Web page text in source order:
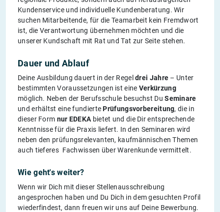
Kundenservice und individuelle Kundenberatung. Wir
suchen Mitarbeitende, für die Teamarbeit kein Fremdwort
ist, die Verantwortung übernehmen möchten und die
unserer Kundschaft mit Rat und Tat zur Seite stehen.
Dauer und Ablauf
Deine Ausbildung dauert in der Regeldrei Jahre – Unter
bestimmten Voraussetzungen ist eine Verkürzung
möglich. Neben der Berufsschule besuchst DuSeminare
und erhältst eine fundiertePrüfungsvorbereitung, die in
dieser Form nur EDEKA bietet und die Dir entsprechende
Kenntnisse für die Praxis liefert. In den Seminaren wird
neben den prüfungsrelevanten, kaufmännischen Themen
auch tieferes Fachwissen über Warenkunde vermittelt.
Wie geht's weiter?
Wenn wir Dich mit dieser Stellenausschreibung
angesprochen haben und Du Dich in dem gesuchten Profil
wiederfindest, dann freuen wir uns auf Deine Bewerbung.